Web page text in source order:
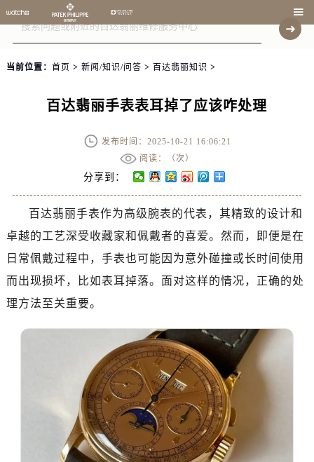

当前位置： 首页 > 新闻/知识/问答 > 百达翡丽知识 >
百达翡丽手表表耳掉了应该咋处理
发布时间：2025-10-21 16:06:21
阅读：（次）
分享到：
百达翡丽手表作为高级腕表的代表，其精致的设计和
卓越的工艺深受收藏家和佩戴者的喜爱。然而，即便是在
日常佩戴过程中，手表也可能因为意外碰撞或长时间使用
而出现损坏，比如表耳掉落。面对这样的情况，正确的处
理方法至关重要。